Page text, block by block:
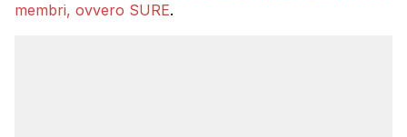
membri, ovvero SURE.